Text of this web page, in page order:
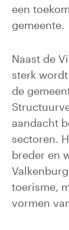
een
gemeente.
Naast de
sterk
de
aandacht
sectoren.
breder en
toerisme,
vormen